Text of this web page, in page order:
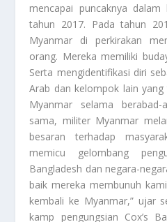
mencapai puncaknya
tahun 2017. Pada tahun
Myanmar di perkirakan
orang. Mereka memiliki
Serta mengidentifikasi diri
Arab dan kelompok lain
Myanmar selama
sama, militer Myanmar
besaran terhadap
memicu gelombang
Bangladesh dan negara-
baik mereka membunuh
kembali ke Myanmar,” ujar
kamp pengungsian Cox’s